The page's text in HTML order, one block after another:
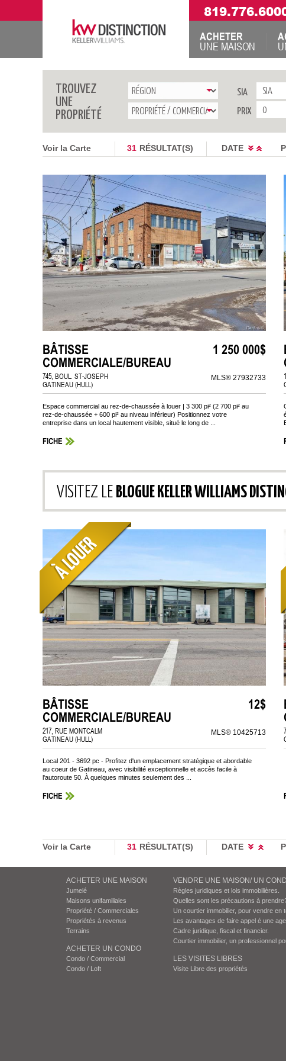
ACHETER
UNE MAISON
TROUVEZ
UNE
PROPRIÉTÉ
SIA
PRIX
Voir la Carte 31 RÉSULTAT(S) DATE
BÂTISSE
COMMERCIALE/BUREAU
1 250 000$
745, BOUL. ST-JOSEPH
GATINEAU (HULL)
MLS® 27932733
Espace commercial au rez-de-chaussée à louer | 3 300 pi² (2 700 pi² au
rez-de-chaussée + 600 pi² au niveau inférieur) Positionnez votre
entreprise dans un local hautement visible, situé le long de ...
FICHE
VISITEZ LEBLOGUE KELLER WILLIAMS
BÂTISSE
COMMERCIALE/BUREAU
12$
217, RUE MONTCALM
GATINEAU (HULL)
MLS® 10425713
Local 201 - 3692 pc - Profitez d'un emplacement stratégique et abordable
au coeur de Gatineau, avec visibilité exceptionnelle et accès facile à
l'autoroute 50. À quelques minutes seulement des ...
FICHE
Voir la Carte 31 RÉSULTAT(S) DATE
ACHETER UNE MAISON
Jumelé
Maisons unifamiliales
Propriété / Commerciales
Propriétés à revenus
Terrains
ACHETER UN CONDO
Condo / Commercial
Condo / Loft
VENDRE UNE MAISON/ UN
Règles juridiques et lois immobilières.
Quelles sont les précautions à
Un courtier immobilier, pour vendre en
Les avantages de faire appel é une
Cadre juridique, fiscal et financier.
Courtier immobilier, un professionnel
LES VISITES LIBRES
Visite Libre des propriétés